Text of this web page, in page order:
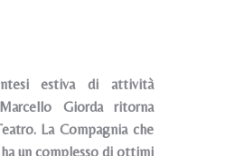
estiva di attività
Giorda ritorna
La Compagnia che
un complesso di ottimi